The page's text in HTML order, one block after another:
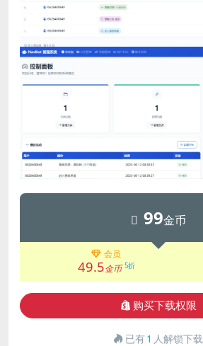
99金币
会员
49.5金币 5折
购买下载权限
已有1 人解锁下载